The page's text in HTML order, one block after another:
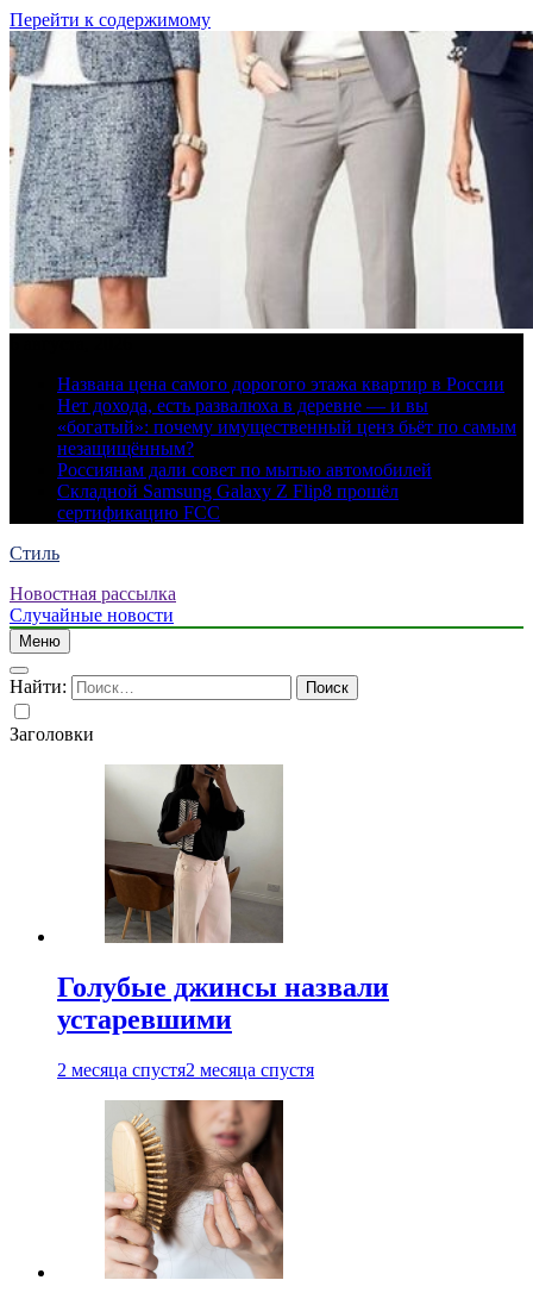
Перейти к содержимому
Названа цена самого дорогого этажа квартир в России
Нет дохода, есть развалюха в деревне — и вы
«богатый»: почему имущественный ценз бьёт по самым
незащищённым?
Россиянам дали совет по мытью автомобилей
Складной Samsung Galaxy Z Flip8 прошёл
сертификацию FCC
Стиль
Новостная рассылка
Случайные новости
Меню
Найти:
Заголовки
Голубые джинсы назвали
устаревшими
2 месяца спустя2 месяца спустя